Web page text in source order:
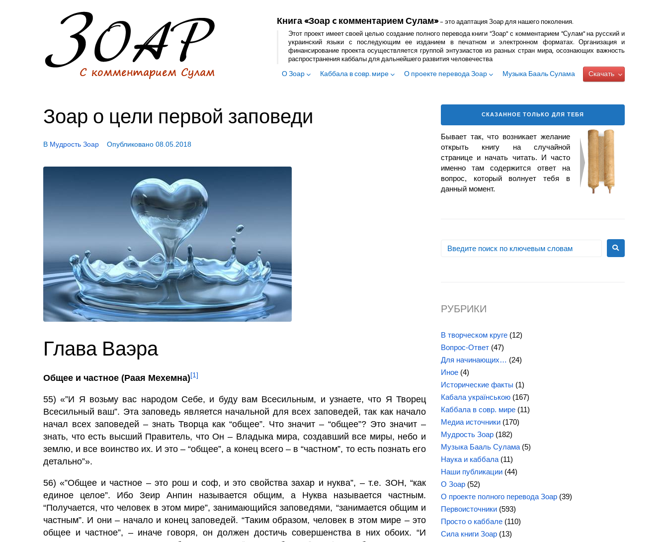
Книга «Зоар c комментарием Сулам»– это адаптация Зоар для нашего поколения.
Этот проект имеет своей целью создание полного перевода книги "Зоар" с комментарием "Сулам" на русский и
украинский языки с последующим ее изданием в печатном и электронном форматах. Организация и
финансирование проекта осуществляется группой энтузиастов из разных стран мира, осознающих важность
распространения каббалы для дальнейшего развития человечества
О Зоар Каббала в совр. мире О проекте перевода Зоар Музыка Бааль Сулама Скачать
Зоар о цели первой заповеди
В Мудрость Зоар Опубликовано 08.05.2018
Глава Ваэра
Общее и частное (Раая Мехемна) [1]
55) «”И Я возьму вас народом Себе, и буду вам Всесильным, и узнаете, что Я Творец
Всесильный ваш”. Эта заповедь явля­ется начальной для всех заповедей, так как начало
начал всех заповедей – знать Творца как “общее”. Что значит – “общее”? Это значит –
знать, что есть высший Правитель, что Он – Вла­дыка мира, создавший все миры, небо и
землю, и все воин­ство их. И это – “общее”, а конец всего – в “частном”, то есть познать его
детально”».
56) «”Общее и частное – это рош и соф, и это свойства захар и нуква”, – т.е. ЗОН, “как
единое целое”. Ибо Зеир Анпин назы­вается общим, а Нуква называется частным.
“Получается, что человек в этом мире”, занимающийся заповедями, “занимается общим и
частным”. И они – начало и конец заповедей. “Таким образом, человек в этом мире – это
общее и частное”, – ина­че говоря, он должен достичь совершенства в них обоих. “И
СКАЗАННОЕ ТОЛЬКО ДЛЯ ТЕБЯ
Бывает так, что возникает желание
открыть книгу на случайной
странице и начать читать. И часто
именно там содержится ответ на
вопрос, который волнует тебя в
данный момент.
РУБРИКИ
В творческом круге (12)
Вопрос-Ответ (47)
Для начинающих… (24)
Иное (4)
Исторические факты (1)
Кабала українською (167)
Каббала в совр. мире (11)
Медиа источники (170)
Мудрость Зоар (182)
Музыка Бааль Сулама (5)
Наука и каббала (11)
Наши публикации (44)
О Зоар (52)
О проекте полного перевода Зоар (39)
Первоисточники (593)
Просто о каббале (110)
Сила книги Зоар (13)